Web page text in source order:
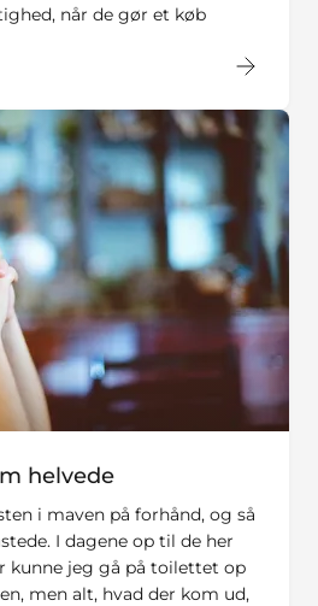
når de gør et køb
helvede
i maven på forhånd, og så
I dagene op til de her
kunne jeg gå på toilettet op
men alt, hvad der kom ud,